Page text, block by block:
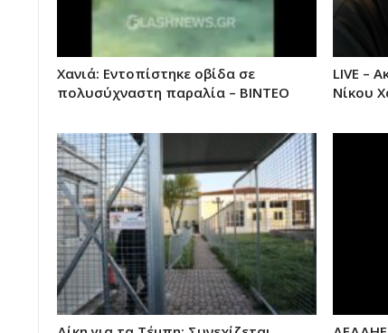
Χανιά: Εντοπίστηκε οβίδα σε
πολυσύχναστη παραλία – ΒΙΝΤΕΟ
LIVE –
Νίκου